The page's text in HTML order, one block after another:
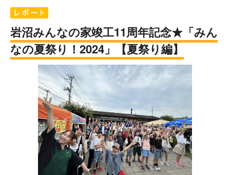
岩沼みんなの家竣工11周年記念★「みん
なの夏祭り！2024」【夏祭り編】